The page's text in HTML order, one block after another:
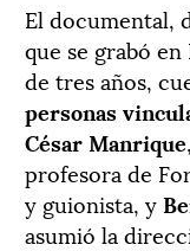
El documental,
que se grabó
de tres años,
personas
César Manrique
profesora de
y guionista, y
asumió la